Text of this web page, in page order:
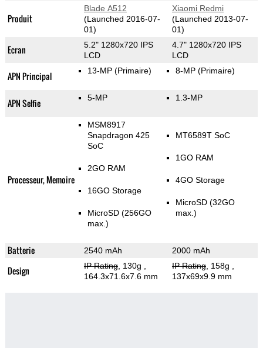
Produit
Blade A512
(Launched 2016-07-
01)
Xiaomi Redmi
(Launched 2013-07-
01)
Ecran
5.2" 1280x720 IPS
LCD
4.7" 1280x720 IPS
LCD
APN Principal 13-MP (Primaire) 8-MP (Primaire)
APN Selfie 5-MP 1.3-MP
Processeur, Memoire
MSM8917
Snapdragon 425
SoC
2GO RAM
16GO Storage
MicroSD (256GO
max.)
MT6589T SoC
1GO RAM
4GO Storage
MicroSD (32GO
max.)
Batterie 2540 mAh 2000 mAh
Design IP Rating, 130g
164.3x71.6x7.6 mm
IP Rating, 158g
137x69x9.9 mm